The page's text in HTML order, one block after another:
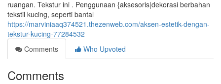
ruangan. Tekstur ini . Penggunaan {aksesoris|dekorasi berbahan
tekstil kucing, seperti bantal
https://marviniaaq374521.thezenweb.com/aksen-estetik-dengan-
tekstur-kucing-77284532
Comments
Who Upvoted
Comments